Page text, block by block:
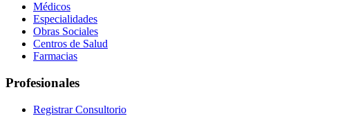
Médicos
Especialidades
Obras Sociales
Centros de Salud
Farmacias
Profesionales
Registrar Consultorio